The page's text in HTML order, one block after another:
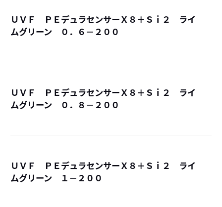
ＵＶＦ ＰＥデュラセンサーＸ８＋Ｓｉ２ ライ
ムグリーン ０．６－２００
ＵＶＦ ＰＥデュラセンサーＸ８＋Ｓｉ２ ライ
ムグリーン ０．８－２００
ＵＶＦ ＰＥデュラセンサーＸ８＋Ｓｉ２ ライ
ムグリーン １－２００